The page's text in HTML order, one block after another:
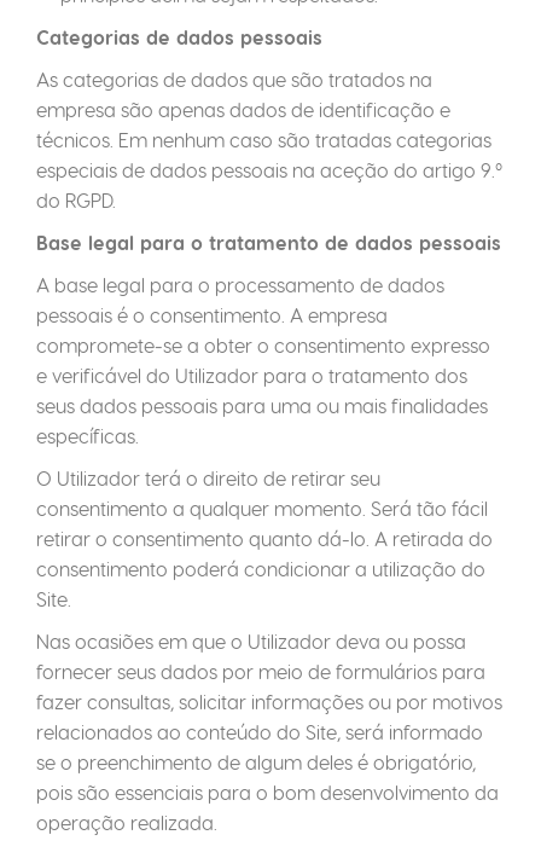
Categorias de dados pessoais
As categorias de dados que são tratados na
empresa são apenas dados de identificação e
técnicos. Em nenhum caso são tratadas categorias
especiais de dados pessoais na aceção do artigo 9.º
do RGPD.
Base legal para o tratamento de dados pessoais
A base legal para o processamento de dados
pessoais é o consentimento. A empresa
compromete-se a obter o consentimento expresso
e verificável do Utilizador para o tratamento dos
seus dados pessoais para uma ou mais finalidades
específicas.
O Utilizador terá o direito de retirar seu
consentimento a qualquer momento. Será tão fácil
retirar o consentimento quanto dá-lo. A retirada do
consentimento poderá condicionar a utilização do
Site.
Nas ocasiões em que o Utilizador deva ou possa
fornecer seus dados por meio de formulários para
fazer consultas, solicitar informações ou por motivos
relacionados ao conteúdo do Site, será informado
se o preenchimento de algum deles é obrigatório,
pois são essenciais para o bom desenvolvimento da
operação realizada.